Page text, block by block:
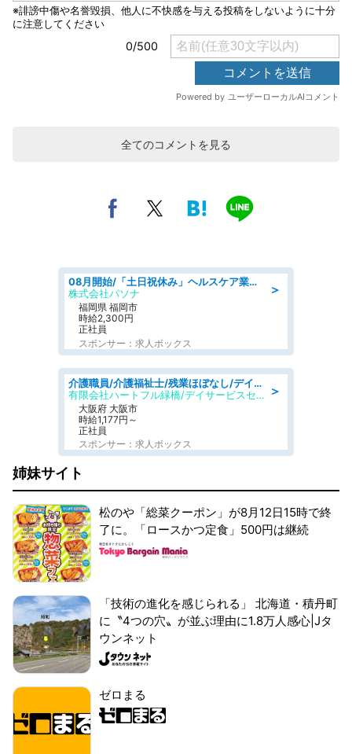
全てのコメントを見る
＞
08月開始/「土日祝休み」ヘルスケア業界の産業保健師/高時給/未経験OK/要資格:保健師、正看護師
株式会社パソナ
福岡県 福岡市
時給2,300円
正社員
スポンサー：求人ボックス
＞
介護職員/介護福祉士/残業ほぼなし/デイサービスの介護士/日勤のみ
有限会社ハートフル緑橋/デイサービスセンター ハートフル東成
大阪府 大阪市
時給1,177円～
正社員
スポンサー：求人ボックス
姉妹サイト
松のや「総菜クーポン」が8月12日15時で終
了に。「ロースかつ定食」500円は継続
「技術の進化を感じられる」 北海道・積丹町
に〝4つの穴〟が並ぶ理由に1.8万人感心|Jタ
ウンネット
ゼロまる